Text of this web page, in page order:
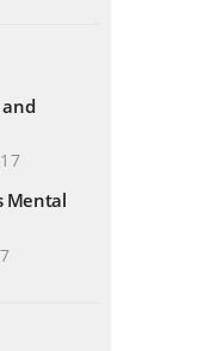
and
Mental